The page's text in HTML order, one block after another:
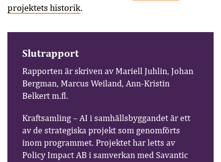
projektets historik.
Slutrapport
Rapporten är skriven av Mariell Juhlin, Johan
Bergman, Marcus Weiland, Ann-Kristin
Belkert m.fl.
Kraftsamling – AI i samhällsbyggandet är ett
av de strategiska projekt som genomförts
inom programmet. Projektet har letts av
Policy Impact AB i samverkan med Savantic